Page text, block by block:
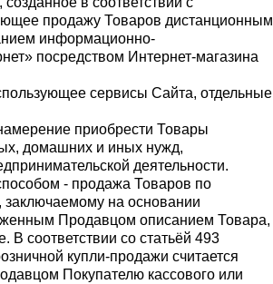
продажу Товаров дистанционным
информационно-
посредством Интернет-магазина
сервисы Сайта, отдельные
приобрести Товары
домашних и иных нужд,
деятельности.
- продажа Товаров по
заключаемому на основании
Продавцом описанием Товара,
соответствии со статьёй 493
купли-продажи считается
Покупателю кассового или